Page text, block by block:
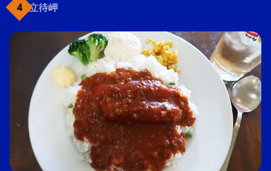
立待岬